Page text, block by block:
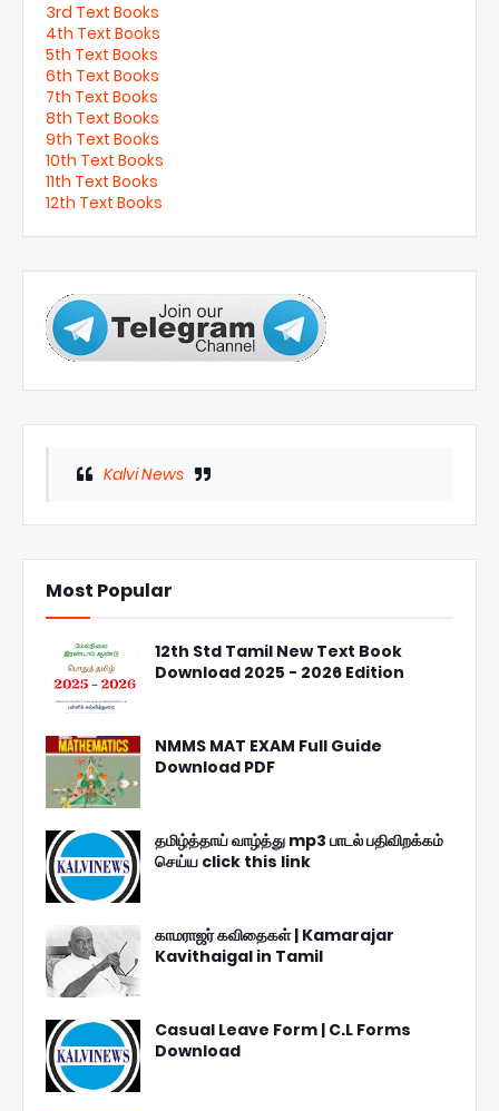
3rd Text Books
4th Text Books
5th Text Books
6th Text Books
7th Text Books
8th Text Books
9th Text Books
10th Text Books
11th Text Books
12th Text Books
Kalvi News
Most Popular
12th Std Tamil New Text Book
Download 2025 - 2026 Edition
NMMS MAT EXAM Full Guide
Download PDF
தமிழ்த்தாய் வாழ்த்து mp3 பாடல் பதிவிறக்கம்
செய்ய click this link
காமராஜர் கவிதைகள் | Kamarajar
Kavithaigal in Tamil
Casual Leave Form | C.L Forms
Download